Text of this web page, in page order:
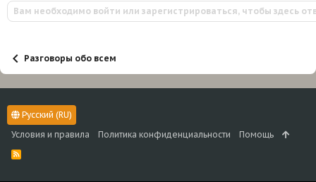
и
:
Вам необходимо войти или зарегистрироваться, чтобы здесь
Разговоры обо всем
Русский (RU)
Условия и правила
Политика конфиденциальности Помощь
R
S